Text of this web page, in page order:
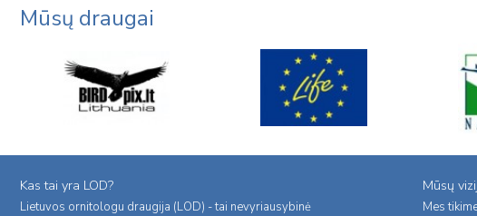
Mūsų draugai
Kas tai yra LOD?
Lietuvos ornitologu draugija (LOD) - tai nevyriausybinė
Mūsų
Mes